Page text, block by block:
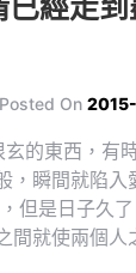
經走
Posted On
的東西，有
，瞬間就陷入
但是日子久
間就使兩個人